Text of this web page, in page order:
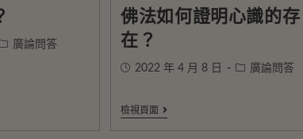
廣論問答
佛法如何證明心識的存
在？
2022 年 4 月 8 日 廣論問答
檢視頁面